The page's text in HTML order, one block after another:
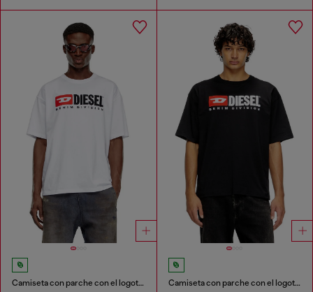
Camiseta con parche con el logotipo Diesel Camiseta con parche con el logotipo Diesel